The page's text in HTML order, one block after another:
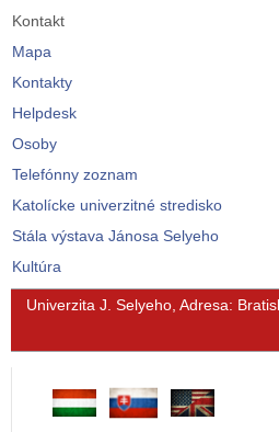
Kontakt
Mapa
Kontakty
Helpdesk
Osoby
Telefónny zoznam
Katolícke univerzitné stredisko
Stála výstava Jánosa Selyeho
Kultúra
© Free Joomla! 3 Modules - by VinaGecko.com
Univerzita J. Selyeho, Adresa: